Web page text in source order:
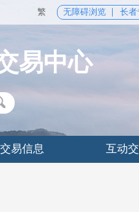
繁 无障碍浏览 长者
易中心
交易信息 互动